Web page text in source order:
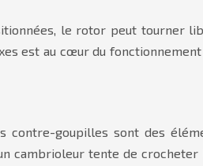
le rotor peut tourner
est au cœur du fonctionnement
contre-goupilles sont des
cambrioleur tente de